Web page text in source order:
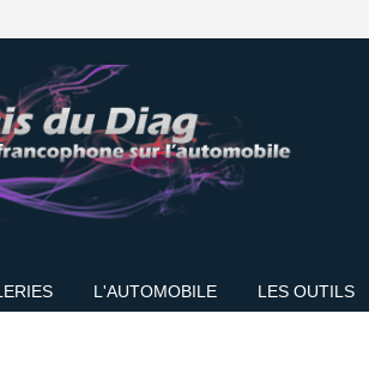
L'AUTOMOBILE LES OUTILS